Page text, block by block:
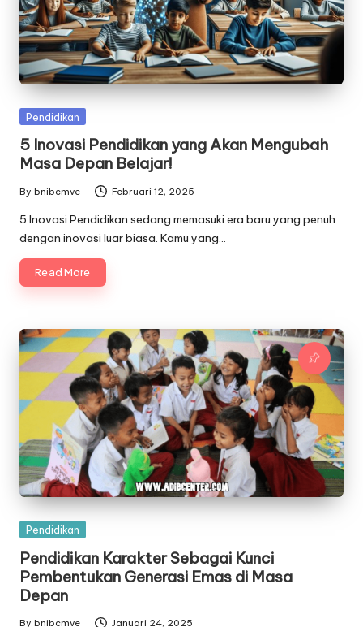
Posted
Pendidikan
5 Inovasi Pendidikan yang Akan Mengubah
Masa Depan Belajar!
Posted
by
By bnibcmve Februari 12, 2025
5 Inovasi Pendidikan sedang memasuki era baru yang penuh
dengan inovasi luar biasa. Kamu yang…
Read More
Posted
Pendidikan
Pendidikan Karakter Sebagai Kunci
Pembentukan Generasi Emas di Masa
Depan
By bnibcmve Januari 24, 2025